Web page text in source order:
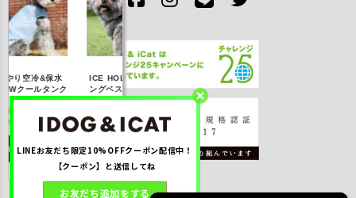
り空冷&保水
Wクールタンク
OFF】2,310
円(税込み)
しく見る
ICE HOLD フィッシ
ングベスト 保冷剤付
円(税込み)
詳しく見る
IDOG ICE HOLD ネ
ッククーラー 保冷剤
円(税込み)
詳しく見る
LINEお友だち限定10%OFFクーポン配信中！
【クーポン】と送信してね
お友だち追加をする